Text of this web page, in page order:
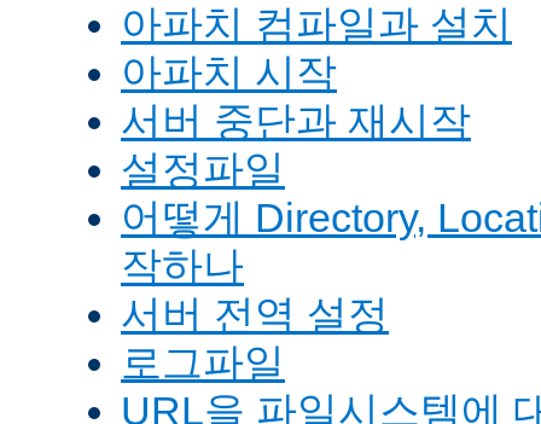
아파치 컴파일과 설치
아파치 시작
서버 중단과 재시작
설정파일
어떻게 Directory,
작하나
서버 전역 설정
로그파일
URL을 파일시스템에